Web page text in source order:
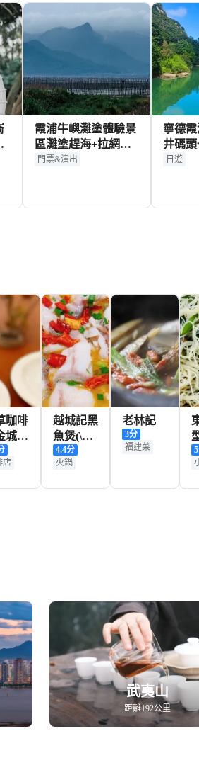
霞浦牛嶼灘塗體驗景
區灘塗趕海+拉網籠
+滑板工具成人票
門票&演出
寧德
井碼
票+接
日遊
咖啡
城花
店
越城記黑
魚煲(\萬
達店)
4.4分
火鍋
老林記
3分
福建菜
5
武夷山
距離192公里